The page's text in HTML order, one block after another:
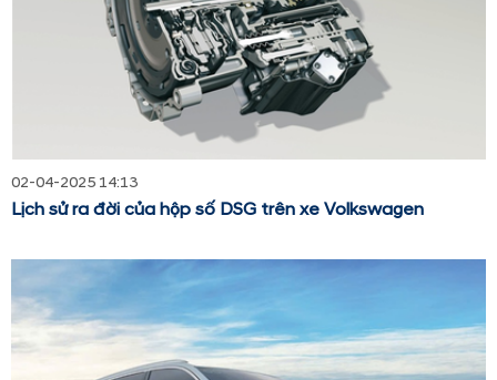
02-04-2025 14:13
Lịch sử ra đời của hộp số DSG trên xe Volkswagen